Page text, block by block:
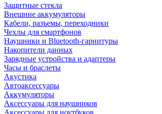
Защитные стекла
Внешние аккумуляторы
Кабели, разъемы, переходники
Чехлы для смартфонов
Наушники и Bluetooth-гарнитуры
Накопители данных
Зарядные устройства и адаптеры
Часы и браслеты
Акустика
Автоаксессуары
Аккумуляторы
Аксессуары для наушников
Аксессуары для ноутбуков